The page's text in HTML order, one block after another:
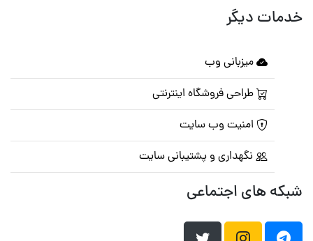
خدمات دیگر
میزبانی وب
طراحی فروشگاه اینترنتی
امنیت وب سایت
نگهداری و پشتیبانی سایت
شبکه های اجتماعی